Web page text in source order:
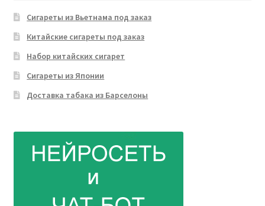
Сигареты из Вьетнама под заказ
Китайские сигареты под заказ
Набор китайских сигарет
Сигареты из Японии
Доставка табака из Барселоны